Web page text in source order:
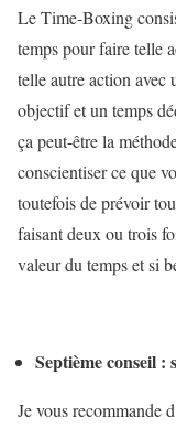
Le Time-Boxing
temps pour faire telle
telle autre action
objectif et un temps
ça peut-être la
conscientiser ce que
toutefois de prévoir
faisant deux ou trois
valeur du temps et si
Septième conseil
Je vous recommande